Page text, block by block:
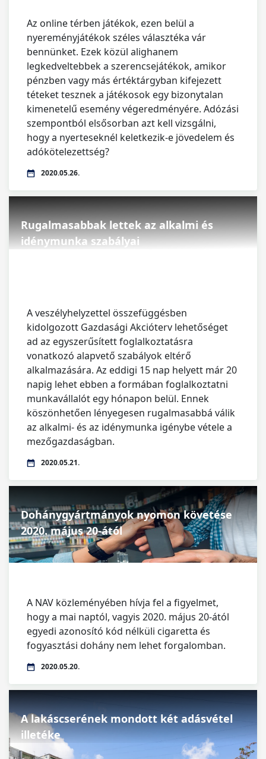
Az online térben játékok, ezen belül a
nyereményjátékok széles választéka vár
bennünket. Ezek közül alighanem
legkedveltebbek a szerencsejátékok, amikor
pénzben vagy más értéktárgyban kifejezett
téteket tesznek a játékosok egy bizonytalan
kimenetelű esemény végeredményére. Adózási
szempontból elsősorban azt kell vizsgálni,
hogy a nyerteseknél keletkezik-e jövedelem és
adókötelezettség?
2020.05.26.
Rugalmasabbak lettek az alkalmi és
idénymunka szabályai
A veszélyhelyzettel összefüggésben
kidolgozott Gazdasági Akcióterv lehetőséget
ad az egyszerűsített foglalkoztatásra
vonatkozó alapvető szabályok eltérő
alkalmazására. Az eddigi 15 nap helyett már 20
napig lehet ebben a formában foglalkoztatni
munkavállalót egy hónapon belül. Ennek
köszönhetően lényegesen rugalmasabbá válik
az alkalmi- és az idénymunka igénybe vétele a
mezőgazdaságban.
2020.05.21.
Dohánygyártmányok nyomon követése
2020. május 20-ától
A NAV közleményében hívja fel a figyelmet,
hogy a mai naptól, vagyis 2020. május 20-ától
egyedi azonosító kód nélküli cigaretta és
fogyasztási dohány nem lehet forgalomban.
2020.05.20.
A lakáscserének mondott két adásvétel
illetéke